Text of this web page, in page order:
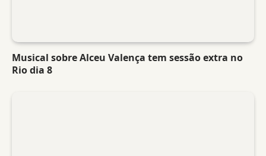
Musical sobre Alceu Valença tem sessão extra no
Rio dia 8